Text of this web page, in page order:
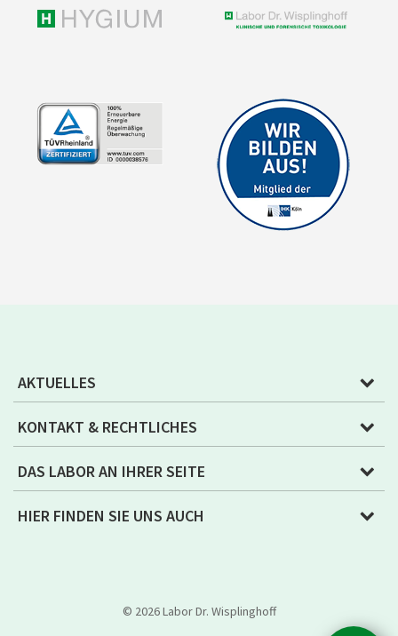
AKTUELLES
KONTAKT & RECHTLICHES
DAS LABOR AN IHRER SEITE
HIER FINDEN SIE UNS AUCH
© 2026 Labor Dr. Wisplinghoff